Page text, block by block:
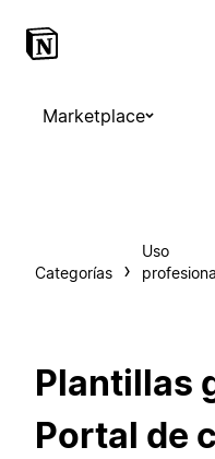
Marketplace
Categorías
Uso
Plantillas
Portal de